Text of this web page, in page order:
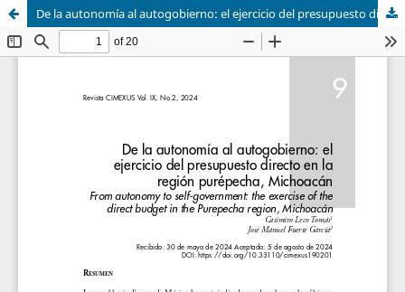
De la autonomía al autogobierno: el ejercicio del presupuesto directo en la región purépecha, Michoacán